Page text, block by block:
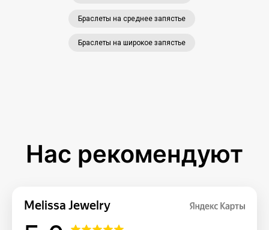
Браслеты на среднее запястье
Браслеты на широкое запястье
Нас рекомендуют